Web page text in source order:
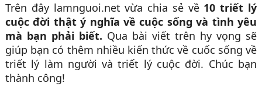
Trên đây lamnguoi.net vừa chia sẻ về 10 triết lý
cuộc đời thật ý nghĩa về cuộc sống và tình yêu
mà bạn phải biết. Qua bài viết trên hy vọng sẽ
giúp bạn có thêm nhiều kiến thức về cuốc sống về
triết lý làm người và triết lý cuộc đời. Chúc bạn
thành công!